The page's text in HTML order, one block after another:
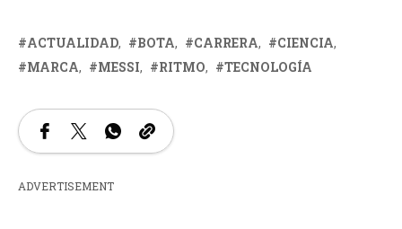
ACTUALIDAD BOTA CARRERA
CIENCIA
MARCA
MESSI RITMO TECNOLOGÍA
ADVERTISEMENT